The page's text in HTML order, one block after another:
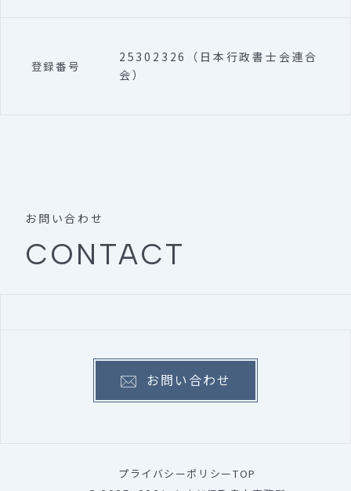
登録番号
25302326（日本行政書士会連合
会）
お問い合わせ
CONTACT
お問い合わせ
プライバシーポリシーTOP